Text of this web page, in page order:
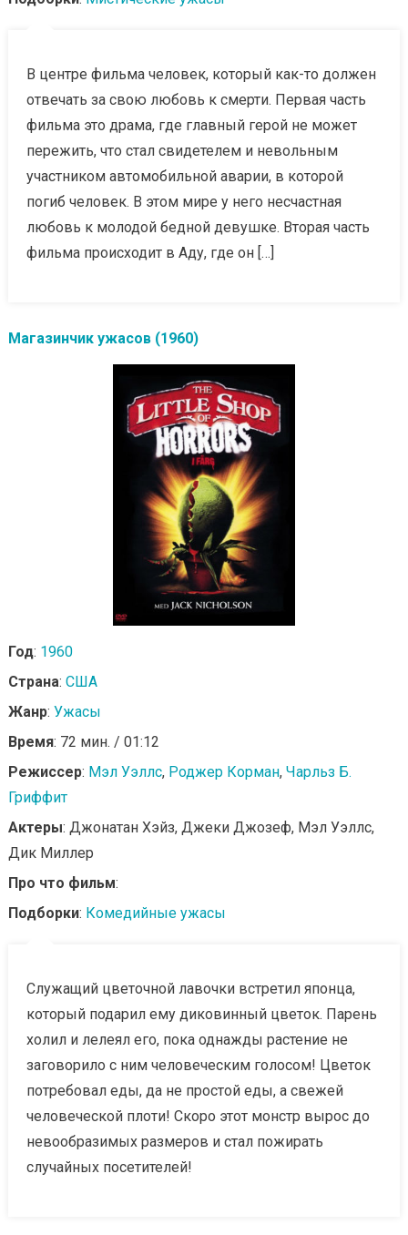
В центре фильма человек, который как-то должен
отвечать за свою любовь к смерти. Первая часть
фильма это драма, где главный герой не может
пережить, что стал свидетелем и невольным
участником автомобильной аварии, в которой
погиб человек. В этом мире у него несчастная
любовь к молодой бедной девушке. Вторая часть
фильма происходит в Аду, где он […]
Магазинчик ужасов (1960)
Год: 1960
Страна: США
Жанр: Ужасы
Время: 72 мин. / 01:12
Режиссер: Мэл Уэллс, Роджер Корман, Чарльз Б.
Гриффит
Актеры: Джонатан Хэйз, Джеки Джозеф, Мэл Уэллс,
Дик Миллер
Про что фильм:
Подборки: Комедийные ужасы
Служащий цветочной лавочки встретил японца,
который подарил ему диковинный цветок. Парень
холил и лелеял его, пока однажды растение не
заговорило с ним человеческим голосом! Цветок
потребовал еды, да не простой еды, а свежей
человеческой плоти! Скоро этот монстр вырос до
невообразимых размеров и стал пожирать
случайных посетителей!